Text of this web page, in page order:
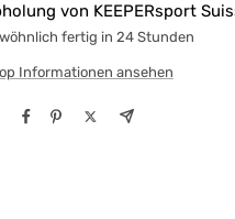
von KEEPERsport
fertig in 24 Stunden
Informationen ansehen